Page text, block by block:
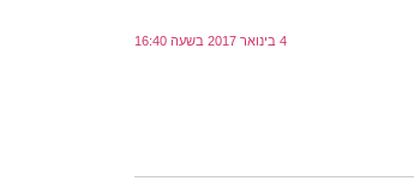
4 בינואר 2017 בשעה 16:40